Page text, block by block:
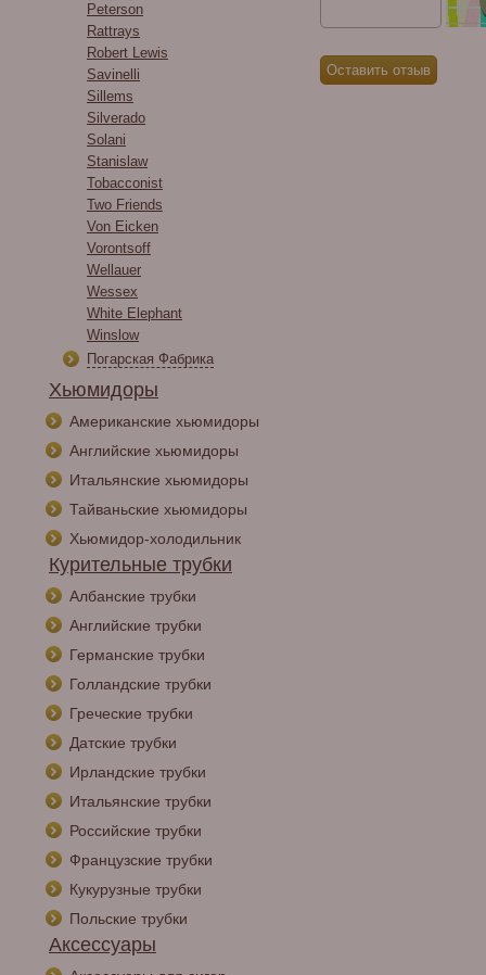
Peterson
Rattrays
Robert Lewis
Savinelli
Sillems
Silverado
Solani
Stanislaw
Tobacconist
Two Friends
Von Eicken
Vorontsoff
Wellauer
Wessex
White Elephant
Winslow
Погарская Фабрика
Хьюмидоры
Американские хьюмидоры
Английские хьюмидоры
Итальянские хьюмидоры
Тайваньские хьюмидоры
Хьюмидор-холодильник
Курительные трубки
Албанские трубки
Английские трубки
Германские трубки
Голландские трубки
Греческие трубки
Датские трубки
Ирландские трубки
Итальянские трубки
Российские трубки
Французские трубки
Кукурузные трубки
Польские трубки
Аксессуары